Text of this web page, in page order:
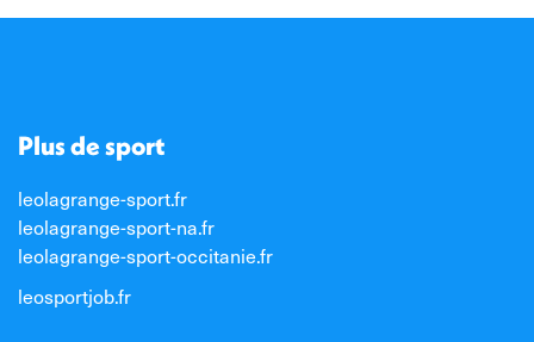
Plus de sport
leolagrange-sport.fr
leolagrange-sport-na.fr
leolagrange-sport-occitanie.fr
leosportjob.fr